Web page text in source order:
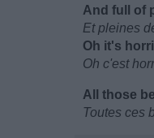
And full of
Et pleines
Oh it's
Oh c'est
All those
Toutes ces